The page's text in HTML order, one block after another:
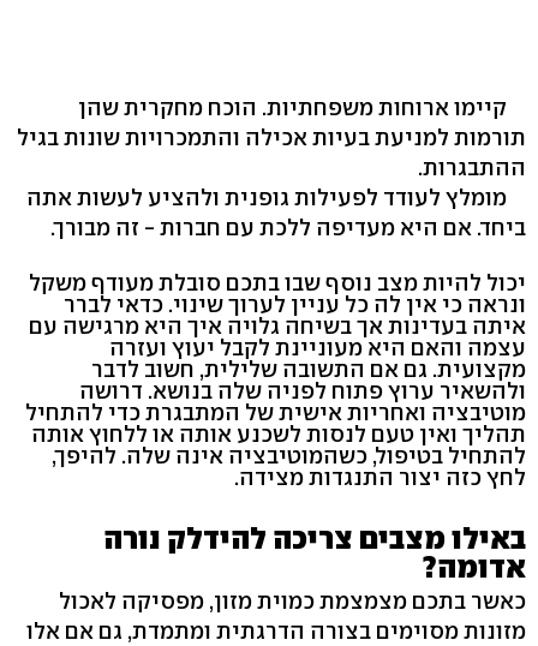
קיימו ארוחות משפחתיות. הוכח מחקרית שהן
תורמות למניעת בעיות אכילה והתמכרויות שונות בגיל
ההתבגרות.
מומלץ לעודד לפעילות גופנית ולהציע לעשות אתה
ביחד. אם היא מעדיפה ללכת עם חברות - זה מבורך.
יכול להיות מצב נוסף שבו בתכם סובלת מעודף משקל
ונראה כי אין לה כל עניין לערוך שינוי. כדאי לברר
איתה בעדינות אך בשיחה גלויה איך היא מרגישה עם
עצמה והאם היא מעוניינת לקבל יעוץ ועזרה
מקצועית. גם אם התשובה שלילית, חשוב לדבר
ולהשאיר ערוץ פתוח לפניה שלה בנושא. דרושה
מוטיבציה ואחריות אישית של המתבגרת כדי להתחיל
תהליך ואין טעם לנסות לשכנע אותה או ללחוץ אותה
להתחיל בטיפול, כשהמוטיבציה אינה שלה. להיפך,
לחץ כזה יצור התנגדות מצידה.
באילו מצבים צריכה להידלק נורה
אדומה?
כאשר בתכם מצמצמת כמוית מזון, מפסיקה לאכול
מזונות מסוימים בצורה הדרגתית ומתמדת, גם אם אלו